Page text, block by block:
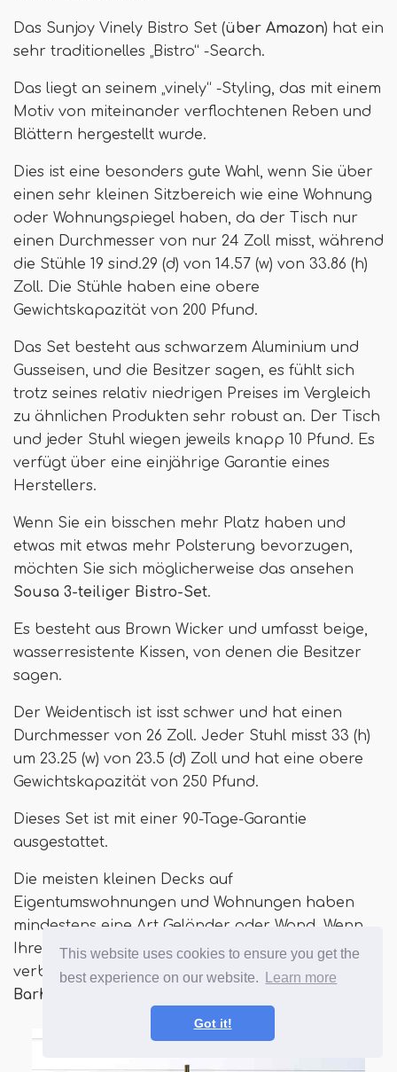
This website uses cookies to ensure you get the
best experience on our website.
Learn more
Got it!
Das Sunjoy Vinely Bistro Set (über Amazon) hat ein
sehr traditionelles „Bistro“ -Search.
Das liegt an seinem „vinely“ -Styling, das mit einem
Motiv von miteinander verflochtenen Reben und
Blättern hergestellt wurde.
Dies ist eine besonders gute Wahl, wenn Sie über
einen sehr kleinen Sitzbereich wie eine Wohnung
oder Wohnungspiegel haben, da der Tisch nur
einen Durchmesser von nur 24 Zoll misst, während
die Stühle 19 sind.29 (d) von 14.57 (w) von 33.86 (h)
Zoll. Die Stühle haben eine obere
Gewichtskapazität von 200 Pfund.
Das Set besteht aus schwarzem Aluminium und
Gusseisen, und die Besitzer sagen, es fühlt sich
trotz seines relativ niedrigen Preises im Vergleich
zu ähnlichen Produkten sehr robust an. Der Tisch
und jeder Stuhl wiegen jeweils knapp 10 Pfund. Es
verfügt über eine einjährige Garantie eines
Herstellers.
Wenn Sie ein bisschen mehr Platz haben und
etwas mit etwas mehr Polsterung bevorzugen,
möchten Sie sich möglicherweise das ansehen
Sousa 3-teiliger Bistro-Set.
Es besteht aus Brown Wicker und umfasst beige,
wasserresistente Kissen, von denen die Besitzer
sagen.
Der Weidentisch ist isst schwer und hat einen
Durchmesser von 26 Zoll. Jeder Stuhl misst 33 (h)
um 23.25 (w) von 23.5 (d) Zoll und hat eine obere
Gewichtskapazität von 250 Pfund.
Dieses Set ist mit einer 90-Tage-Garantie
ausgestattet.
Die meisten kleinen Decks auf
Eigentumswohnungen und Wohnungen haben
mindestens eine Art Geländer oder Wand. Wenn
Ihre solide ist, können Sie Ihre Sichtweise
verbessernDas Ventura Dartmoor 3 -teilige
Barhöhe Ess -Set